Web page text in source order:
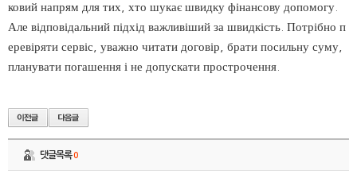
ковий напрям для тих, хто шукає швидку фінансову допомогу.
Але відповідальний підхід важливіший за швидкість. Потрібно п
еревіряти сервіс, уважно читати договір, брати посильну суму,
планувати погашення і не допускати прострочення.
댓글목록0